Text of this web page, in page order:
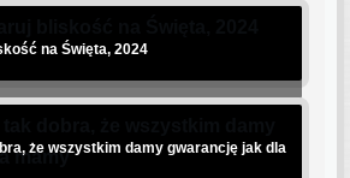
na Święta, 2024
że wszystkim damy gwarancję jak dla